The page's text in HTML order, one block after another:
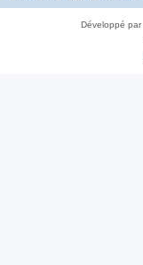
Développé par